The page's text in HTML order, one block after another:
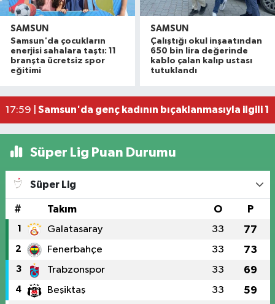
SAMSUN
Samsun'da çocukların
enerjisi sahalara taştı: 11
branşta ücretsiz spor
eğitimi
SAMSUN
Çalıştığı okul inşaatından
650 bin lira değerinde
kablo çalan kalıp ustası
tutuklandı
22:58 |İller Arası Muay Thai Açık Hava Turnuvası
22:36 |Konteyner ev alevlere teslim oldu
19:59 | NebiyanFest başladı: 7 yaşındaki çocuktan
17:59 | Samsun'da genç kadının bıçaklanmasıyla ilgili 1
Süper Lig Puan Durumu
Süper Lig
# Takım O P
1 Galatasaray 33 77
2 Fenerbahçe 33 73
3 Trabzonspor 33 69
4 Beşiktaş 33 59